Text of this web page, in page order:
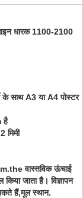
धारक 1100-2100
के साथ A3 या A4 पोस्टर
है
मिमी
वास्तविक ऊंचाई
जाता है। विज्ञापन
हैं,मूल स्थान.